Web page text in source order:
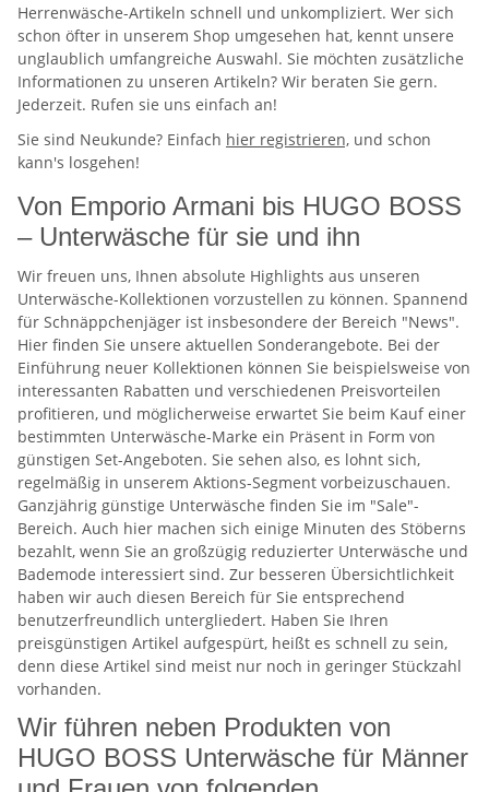
Herrenwäsche-Artikeln schnell und unkompliziert. Wer sich
schon öfter in unserem Shop umgesehen hat, kennt unsere
unglaublich umfangreiche Auswahl. Sie möchten zusätzliche
Informationen zu unseren Artikeln? Wir beraten Sie gern.
Jederzeit. Rufen sie uns einfach an!
Sie sind Neukunde? Einfach hier registrieren, und schon
kann's losgehen!
Von Emporio Armani bis HUGO BOSS
– Unterwäsche für sie und ihn
Wir freuen uns, Ihnen absolute Highlights aus unseren
Unterwäsche-Kollektionen vorzustellen zu können. Spannend
für Schnäppchenjäger ist insbesondere der Bereich "News".
Hier finden Sie unsere aktuellen Sonderangebote. Bei der
Einführung neuer Kollektionen können Sie beispielsweise von
interessanten Rabatten und verschiedenen Preisvorteilen
profitieren, und möglicherweise erwartet Sie beim Kauf einer
bestimmten Unterwäsche-Marke ein Präsent in Form von
günstigen Set-Angeboten. Sie sehen also, es lohnt sich,
regelmäßig in unserem Aktions-Segment vorbeizuschauen.
Ganzjährig günstige Unterwäsche finden Sie im "Sale"-
Bereich. Auch hier machen sich einige Minuten des Stöberns
bezahlt, wenn Sie an großzügig reduzierter Unterwäsche und
Bademode interessiert sind. Zur besseren Übersichtlichkeit
haben wir auch diesen Bereich für Sie entsprechend
benutzerfreundlich untergliedert. Haben Sie Ihren
preisgünstigen Artikel aufgespürt, heißt es schnell zu sein,
denn diese Artikel sind meist nur noch in geringer Stückzahl
vorhanden.
Wir führen neben Produkten von
HUGO BOSS Unterwäsche für Männer